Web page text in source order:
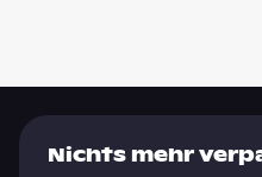
Nichts mehr